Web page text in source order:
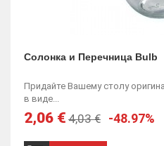
Солонка и Перечница Bulb
Придайте Вашему столу
в виде...
2,06 € 4,03 € -48.97%